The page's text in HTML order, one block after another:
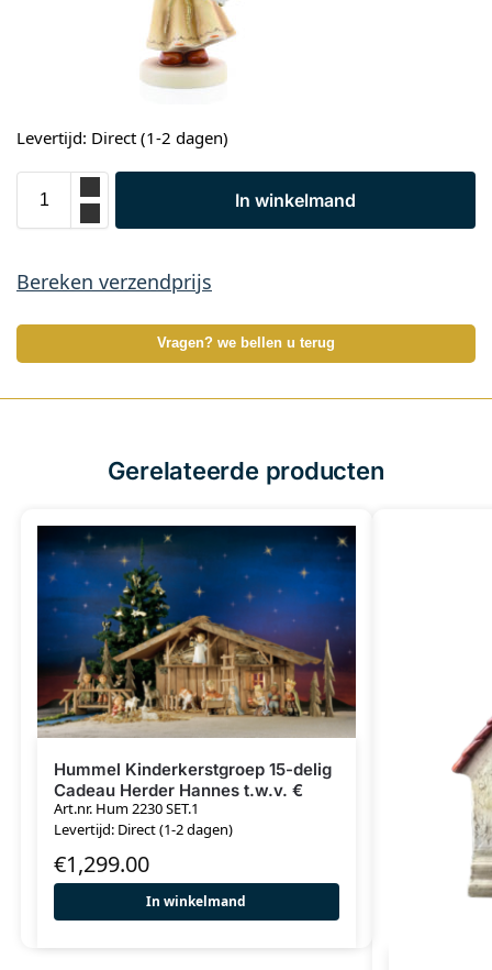
Levertijd: Direct (1-2 dagen)
In winkelmand
Bereken verzendprijs
Vragen? we bellen u terug
Gerelateerde producten
Hummel Kinderkerstgroep 15-delig
Cadeau Herder Hannes t.w.v. €
125,00 (exclusief stal)
Art.nr. Hum 2230 SET.1
Levertijd: Direct (1-2 dagen)
€1,299.00
In winkelmand